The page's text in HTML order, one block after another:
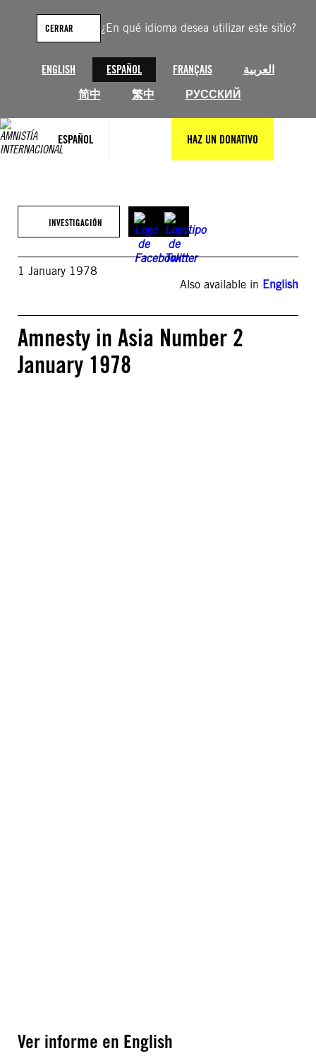
¿En qué idioma desea utilizar este sitio?
ENGLISH ESPAÑOL FRANÇAIS
العربية
简中
繁中 РУССКИЙ
CERRAR
ESPAÑOL HAZ UN DONATIVO
contenido
INVESTIGACIÓN
1 January 1978
Also available in English
Amnesty in Asia Number 2
January 1978
Ver informe en English